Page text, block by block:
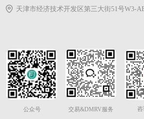
天津市经济技术开发区第三大街51号W3-
交易&DMRV服务
公众号